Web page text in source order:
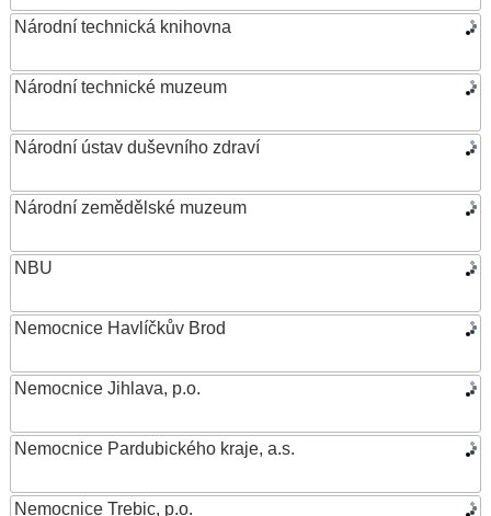
Národní technická knihovna
Národní technické muzeum
Národní ústav duševního zdraví
Národní zemědělské muzeum
NBU
Nemocnice Havlíčkův Brod
Nemocnice Jihlava, p.o.
Nemocnice Pardubického kraje, a.s.
Nemocnice Trebic, p.o.